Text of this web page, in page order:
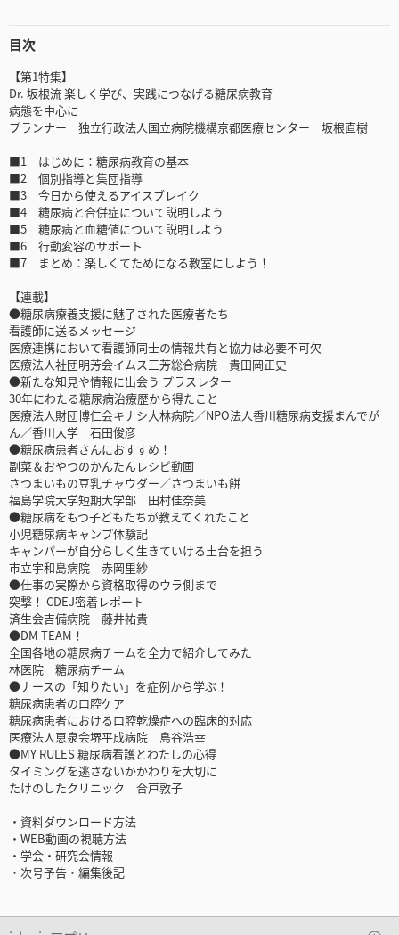
目次
【第1特集】
Dr. 坂根流 楽しく学び、実践につなげる糖尿病教育
病態を中心に
プランナー 独立行政法人国立病院機構京都医療センター 坂根直樹
■1 はじめに：糖尿病教育の基本
■2 個別指導と集団指導
■3 今日から使えるアイスブレイク
■4 糖尿病と合併症について説明しよう
■5 糖尿病と血糖値について説明しよう
■6 行動変容のサポート
■7 まとめ：楽しくてためになる教室にしよう！
【連載】
●糖尿病療養支援に魅了された医療者たち
看護師に送るメッセージ
医療連携において看護師同士の情報共有と協力は必要不可欠
医療法人社団明芳会イムス三芳総合病院 貴田岡正史
●新たな知見や情報に出会う プラスレター
30年にわたる糖尿病治療歴から得たこと
医療法人財団博仁会キナシ大林病院／NPO法人香川糖尿病支援まんでが
ん／香川大学 石田俊彦
●糖尿病患者さんにおすすめ！
副菜＆おやつのかんたんレシピ動画
さつまいもの豆乳チャウダー／さつまいも餅
福島学院大学短期大学部 田村佳奈美
●糖尿病をもつ子どもたちが教えてくれたこと
小児糖尿病キャンプ体験記
キャンパーが自分らしく生きていける土台を担う
市立宇和島病院 赤岡里紗
●仕事の実際から資格取得のウラ側まで
突撃！ CDEJ密着レポート
済生会吉備病院 藤井祐貴
●DM TEAM！
全国各地の糖尿病チームを全力で紹介してみた
林医院 糖尿病チーム
●ナースの「知りたい」を症例から学ぶ！
糖尿病患者の口腔ケア
糖尿病患者における口腔乾燥症への臨床的対応
医療法人恵泉会堺平成病院 島谷浩幸
●MY RULES 糖尿病看護とわたしの心得
タイミングを逃さないかかわりを大切に
たけのしたクリニック 合戸敦子
・資料ダウンロード方法
・WEB動画の視聴方法
・学会・研究会情報
・次号予告・編集後記